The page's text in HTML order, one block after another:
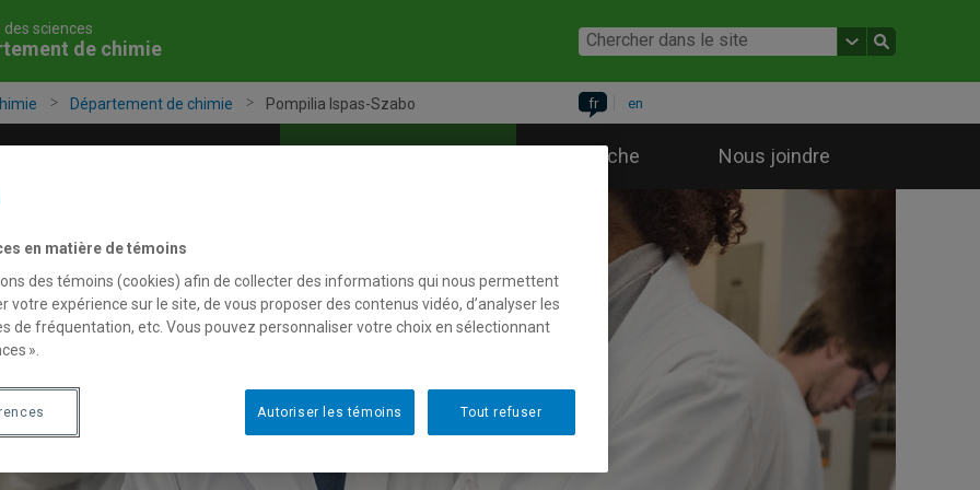
des sciences
de chimie
Département de chimie Pompilia Ispas-Szabo fr en
Recherche Nous joindre
en matière de témoins
des témoins (cookies) afin de collecter des informations qui nous permettent
votre expérience sur le site, de vous proposer des contenus vidéo, d’analyser les
de fréquentation, etc. Vous pouvez personnaliser votre choix en sélectionnant
».
Tout refuser
Autoriser les témoins